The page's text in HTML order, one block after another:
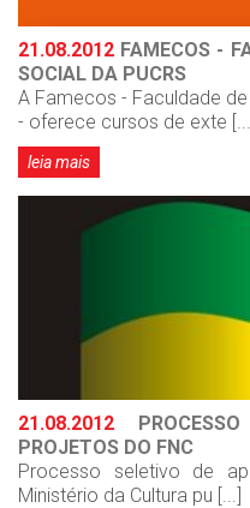
21.08.2012 FAMECOS -
SOCIAL DA PUCRS
A Famecos - Faculdade
- oferece cursos de exte
leia mais
21.08.2012
PROJETOS DO FNC
Processo seletivo de
Ministério da Cultura pu [...]